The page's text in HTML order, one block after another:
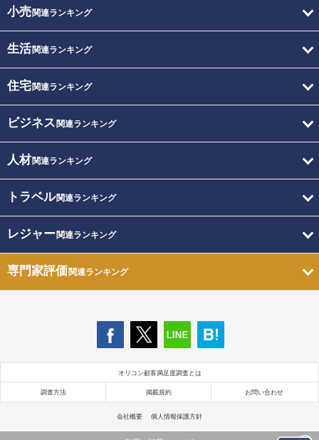
小売関連ランキング
生活関連ランキング
住宅関連ランキング
ビジネス 関連ランキング
人材関連ランキング
トラベル関連ランキング
レジャー関連ランキング
専門家評価関連ランキング
オリコン顧客満足度調査とは
調査方法 掲載規約 お問い合わせ
会社概要 個人情報保護方針